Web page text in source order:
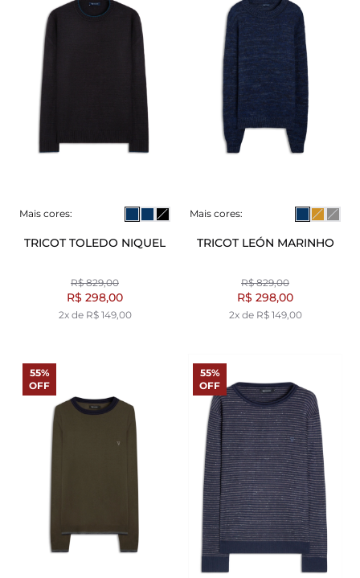
Mais cores:
TRICOT TOLEDO NIQUEL
R$ 829,00
R$ 298,00
2x de R$ 149,00
Mais cores:
TRICOT LEÓN MARINHO
R$ 829,00
R$ 298,00
2x de R$ 149,00
55%
OFF
55%
OFF